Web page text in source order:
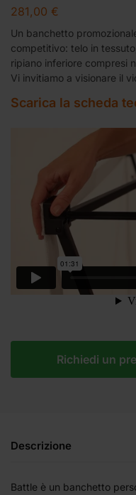
281,00 €
Un banchetto
competitivo: telo in
ripiano inferiore compresi
Vi invitiamo a visionare il
Scarica la scheda
Richiedi un
Descrizione
Battle è un banchetto